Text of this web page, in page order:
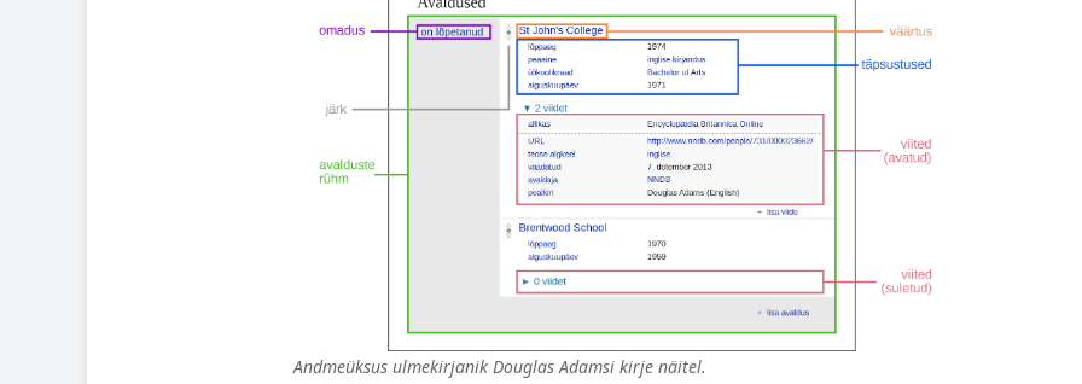
Andmeüksus ulmekirjanik Douglas Adamsi kirje näitel.